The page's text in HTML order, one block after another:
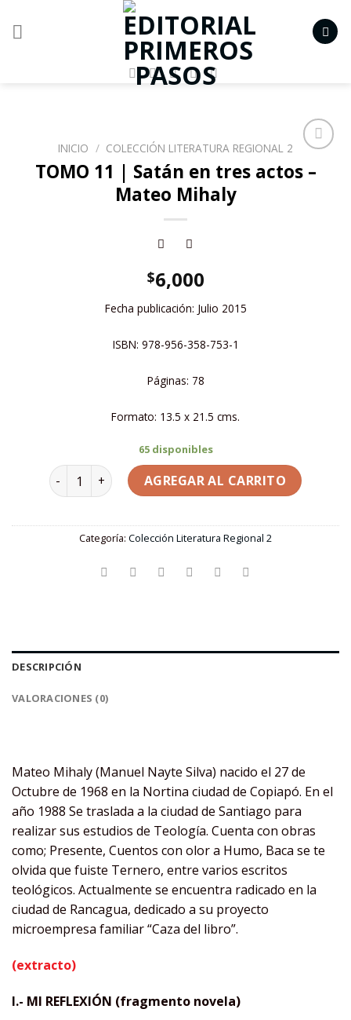
a la
INICIO / COLECCIÓN LITERATURA REGIONAL 2
TOMO 11 | Satán en tres actos –
Mateo Mihaly
$6,000
Fecha publicación: Julio 2015
ISBN: 978-956-358-753-1
Páginas: 78
Formato: 13.5 x 21.5 cms.
65 disponibles
TOMO 11 | Satán en tres actos - Mateo Mihaly
AGREGAR AL CARRITO
Categoría: Colección Literatura Regional 2
DESCRIPCIÓN
VALORACIONES (0)
Mateo Mihaly (Manuel Nayte Silva) nacido el 27 de
Octubre de 1968 en la Nortina ciudad de Copiapó. En el
año 1988 Se traslada a la ciudad de Santiago para
realizar sus estudios de Teología. Cuenta con obras
como; Presente, Cuentos con olor a Humo, Baca se te
olvida que fuiste Ternero, entre varios escritos
teológicos. Actualmente se encuentra radicado en la
ciudad de Rancagua, dedicado a su proyecto
microempresa familiar “Caza del libro”.
(extracto)
I.- MI REFLEXIÓN (fragmento novela)